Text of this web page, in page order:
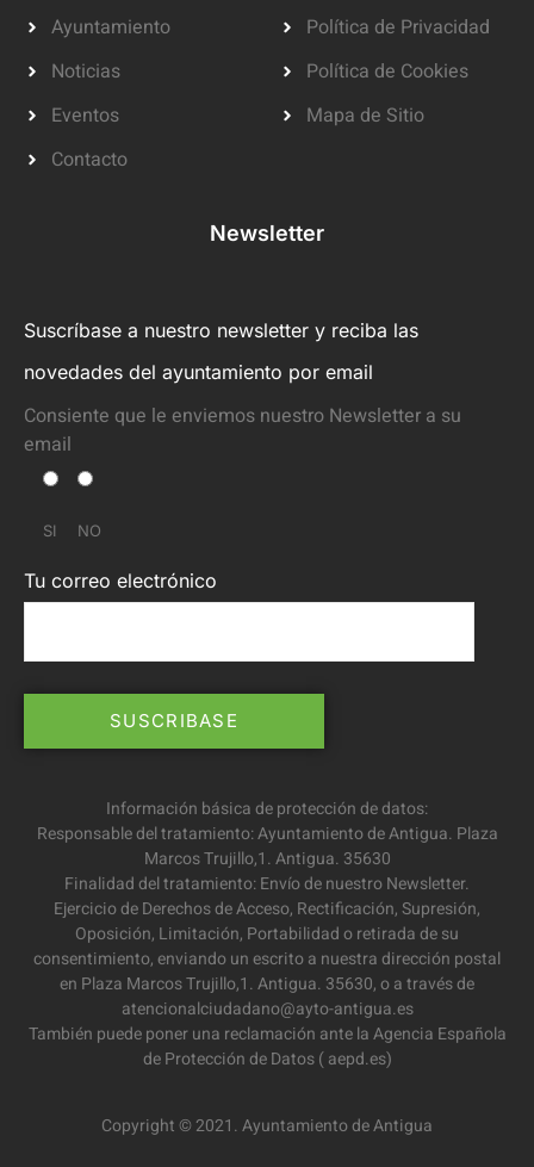
Ayuntamiento
Noticias
Eventos
Contacto
Política de Privacidad
Política de Cookies
Mapa de Sitio
Newsletter
Suscríbase a nuestro newsletter y reciba las
novedades del ayuntamiento por email
Consiente que le enviemos nuestro Newsletter a su
email
SI NO
Tu correo electrónico
Información básica de protección de datos:
Responsable del tratamiento: Ayuntamiento de Antigua. Plaza
Marcos Trujillo,1. Antigua. 35630
Finalidad del tratamiento: Envío de nuestro Newsletter.
Ejercicio de Derechos de Acceso, Rectificación, Supresión,
Oposición, Limitación, Portabilidad o retirada de su
consentimiento, enviando un escrito a nuestra dirección postal
en Plaza Marcos Trujillo,1. Antigua. 35630, o a través de
atencionalciudadano@ayto-antigua.es
También puede poner una reclamación ante la Agencia Española
de Protección de Datos ( aepd.es)
Copyright © 2021. Ayuntamiento de Antigua